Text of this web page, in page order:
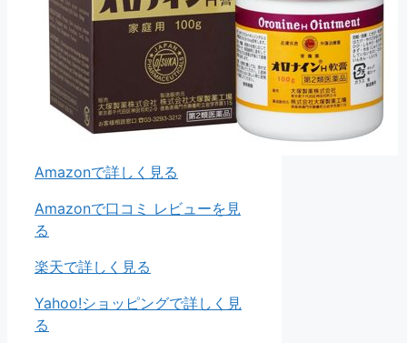
Amazonで詳しく見る
Amazonで口コミ レビューを見
る
楽天で詳しく見る
Yahoo!ショッピングで詳しく見
る